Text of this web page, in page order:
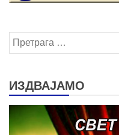
Претрага
за:
ИЗДВАЈАМО